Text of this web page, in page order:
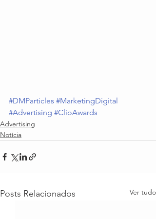
#DMParticles #MarketingDigital
#Advertising #ClioAwards
Advertising
Notícia
Posts Relacionados Ver tudo